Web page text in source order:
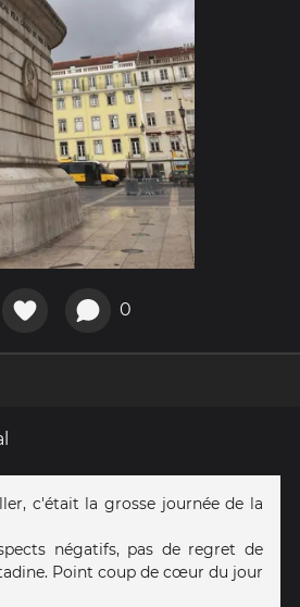
0
c'était la grosse journée de la
négatifs, pas de regret de
Point coup de cœur du jour